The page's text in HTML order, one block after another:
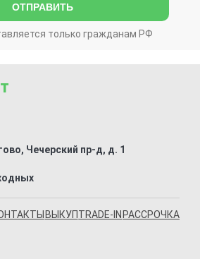
ОТПРАВИТЬ
только гражданам РФ
Чечерский пр-д, д. 1
ВЫКУПTRADE-INРАССРОЧКА